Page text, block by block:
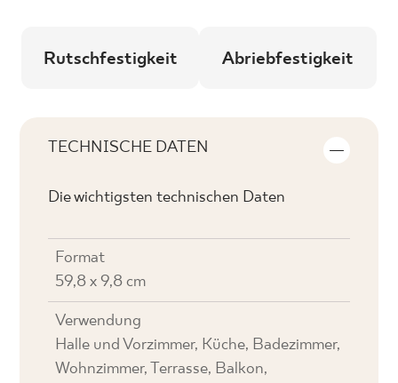
Rutschfestigkeit Abriebfestigkeit
TECHNISCHE DATEN
Die wichtigsten technischen Daten
Format
59,8 x 9,8 cm
Verwendung
Halle und Vorzimmer, Küche, Badezimmer,
Wohnzimmer, Terrasse, Balkon,